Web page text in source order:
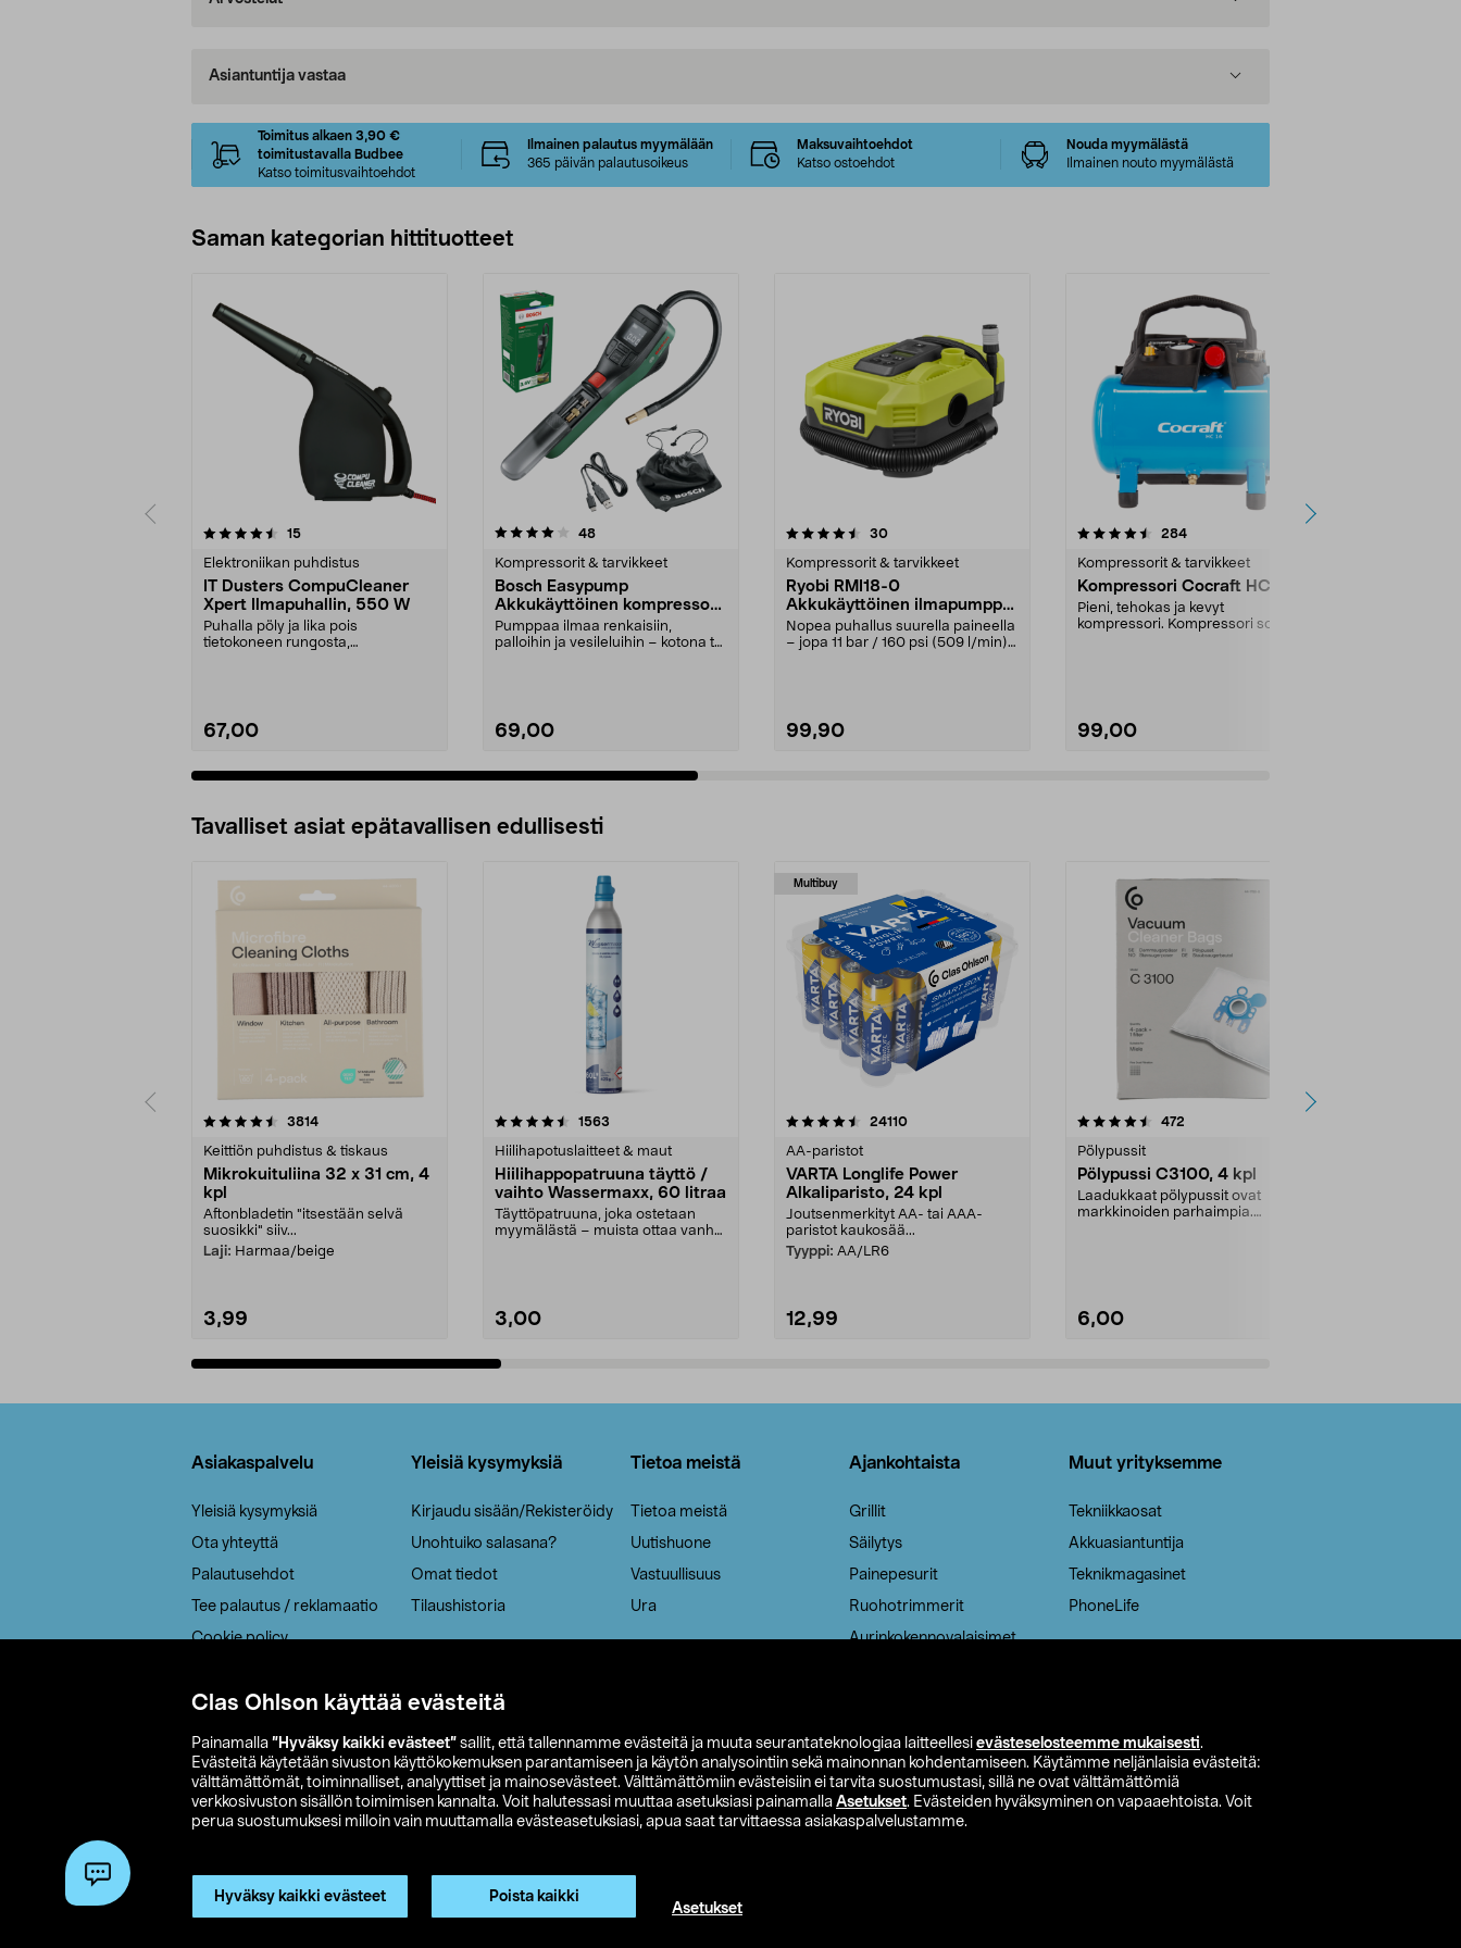
Clas Ohlson käyttää evästeitä
Painamalla ”Hyväksy kaikki evästeet” sallit, että tallennamme evästeitä ja muuta seurantateknologiaa laitteellesi evästeselosteemme mukaisesti.
Evästeitä käytetään sivuston käyttökokemuksen parantamiseen ja käytön analysointiin sekä mainonnan kohdentamiseen. Käytämme neljänlaisia evästeitä:
välttämättömät, toiminnalliset, analyyttiset ja mainosevästeet. Välttämättömiin evästeisiin ei tarvita suostumustasi, sillä ne ovat välttämättömiä
verkkosivuston sisällön toimimisen kannalta. Voit halutessasi muuttaa asetuksiasi painamalla Asetukset. Evästeiden hyväksyminen on vapaaehtoista. Voit
perua suostumuksesi milloin vain muuttamalla evästeasetuksiasi, apua saat tarvittaessa asiakaspalvelustamme.
Hyväksy kaikki evästeet Poista kaikki
Asetukset
Asiantuntija vastaa
Toimitus alkaen 3,90 €
toimitustavalla Budbee
Katso toimitusvaihtoehdot
Ilmainen palautus myymälään
365 päivän palautusoikeus
Maksuvaihtoehdot
Katso ostoehdot
Nouda myymälästä
Ilmainen nouto myymälästä
Saman kategorian hittituotteet
15arvostelut
Elektroniikan puhdistus
IT Dusters CompuCleaner
Xpert Ilmapuhallin, 550 W
Puhalla pöly ja lika pois
tietokoneen rungosta,
67,00
4.0 viidestä
48arvostelut
Kompressorit & tarvikkeet
Bosch Easypump
Akkukäyttöinen kompressori
3,6 V
Pumppaa ilmaa renkaisiin,
palloihin ja vesileluihin – kotona tai
69,00
4.5 viidestä
30arvostelut
Kompressorit & tarvikkeet
Ryobi RMI18-0
Akkukäyttöinen ilmapumppu
18 V One+
Nopea puhallus suurella paineella
– jopa 11 bar / 160 psi (509 l/min).
99,90
4.5 viidestä
284arvostelut
Kompressorit & tarvikkeet
Kompressori Cocraft HC 16
Pieni, tehokas ja kevyt
kompressori. Kompressori sopii
99,00
4.5 viidestä
Tavalliset asiat epätavallisen edullisesti
3814arvostelut
Keittiön puhdistus & tiskaus
Mikrokuituliina 32 x 31 cm, 4
kpl
Aftonbladetin "itsestään selvä
suosikki" siiv...
Laji: Harmaa/beige
3,99
4.5viidestä
1563
Hiilihapotuslaitteet & maut
Hiilihappopatruuna täyttö /
vaihto Wassermaxx, 60 litraa
Täyttöpatruuna, joka ostetaan
myymälästä – muista ottaa vanha
3,00
Multibuy
4.5viidestä
24110arvostelut
AA-paristot
VARTA Longlife Power
Alkaliparisto, 24 kpl
Joutsenmerkityt AA- tai AAA-
paristot kaukosää...
Tyyppi: AA/LR6
12,99
4.5viidestä
472
Pölypussit
Pölypussi C3100, 4 kpl
Laadukkaat pölypussit ovat
markkinoiden parhaimpia.
6,00
4.5viidestä
Asiakaspalvelu
Yleisiä kysymyksiä
Ota yhteyttä
Palautusehdot
Tee palautus / reklamaatio
Cookie policy
Saavutettavuus
Yleisiä kysymyksiä
Kirjaudu sisään/Rekisteröidy
Unohtuiko salasana?
Omat tiedot
Tilaushistoria
Tietoa meistä
Tietoa meistä
Uutishuone
Vastuullisuus
Ura
Ajankohtaista
Grillit
Säilytys
Painepesurit
Ruohotrimmerit
Aurinkokennovalaisimet
Muut yrityksemme
Tekniikkaosat
Akkuasiantuntija
Teknikmagasinet
PhoneLife